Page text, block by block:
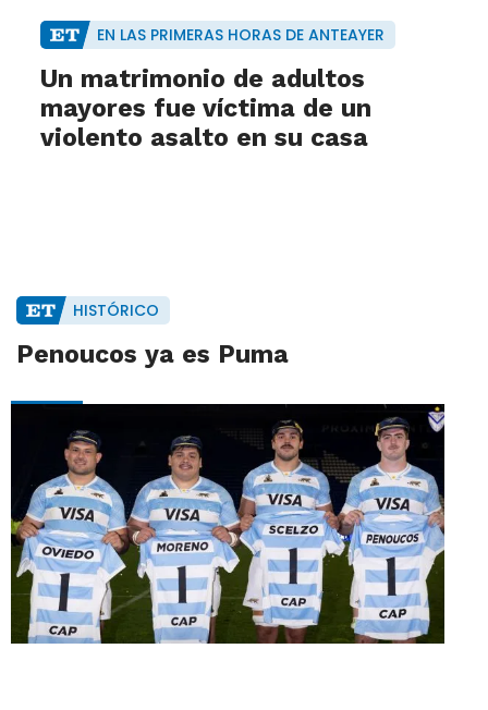
EN LAS PRIMERAS HORAS DE ANTEAYER
Un matrimonio de adultos
mayores fue víctima de un
violento asalto en su casa
HISTÓRICO
Penoucos ya es Puma